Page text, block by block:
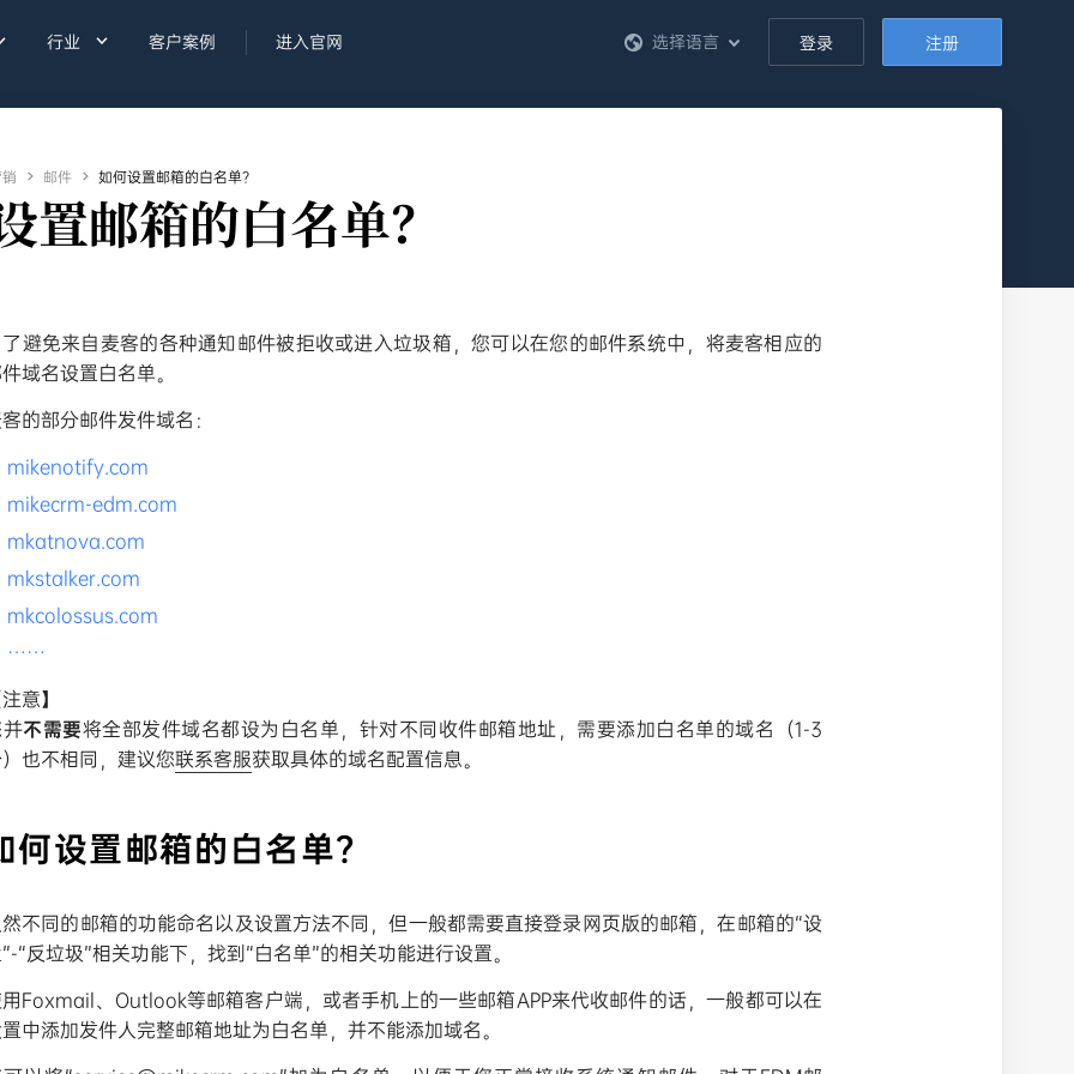
行业  客户案例 进入官网 登录 注册
选择语言
 邮件  如何设置邮箱的白名单？
置邮箱的白名单？
避免来自麦客的各种通知邮件被拒收或进入垃圾箱，您可以在您的邮件系统中，将麦客相应的
域名设置白名单。
的部分邮件发件域名：
mikenotify.com
mikecrm-edm.com
mkatnova.com
mkstalker.com
mkcolossus.com
……
意】
不需要将全部发件域名都设为白名单，针对不同收件邮箱地址，需要添加白名单的域名（1-3
也不相同，建议您联系客服获取具体的域名配置信息。
何设置邮箱的白名单？
不同的邮箱的功能命名以及设置方法不同，但一般都需要直接登录网页版的邮箱，在邮箱的“设
“反垃圾”相关功能下，找到“白名单”的相关功能进行设置。
Foxmail、Outlook等邮箱客户端，或者手机上的一些邮箱APP来代收邮件的话，一般都可以在
中添加发件人完整邮箱地址为白名单，并不能添加域名。